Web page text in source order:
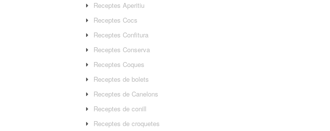
Receptes Aperitiu
Receptes Cocs
Receptes Confitura
Receptes Conserva
Receptes Coques
Receptes de bolets
Receptes de Canelons
Receptes de conill
Receptes de croquetes